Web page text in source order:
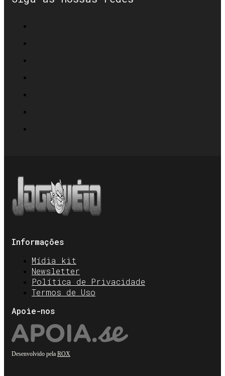
Informações
Mídia kit
Newsletter
Política de Privacidade
Termos de Uso
Apoie-nos
Desenvolvido pela ROX